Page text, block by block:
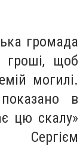
громада
гроші, щоб
могилі.
в
цю скалу»
Сергієм